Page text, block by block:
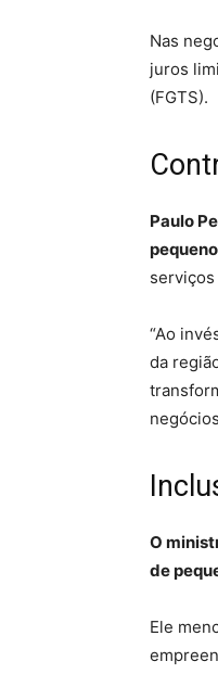
Nas
juros
(FGTS).
Paulo
“Ao
da
O
de
Ele